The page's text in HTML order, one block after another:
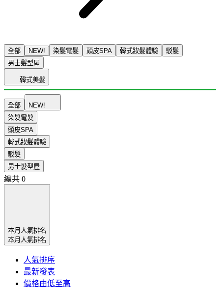
全部 NEW! 染髮電髮 頭皮SPA 韓式妝髮體驗
駁髮
男士髮型屋
韓式美髮
全部
NEW!
染髮電髮
頭皮SPA
韓式妝髮體驗
駁髮
男士髮型屋
總共 0
本月人氣排名
本月人氣排名
人氣排序
最新發表
價格由低至高